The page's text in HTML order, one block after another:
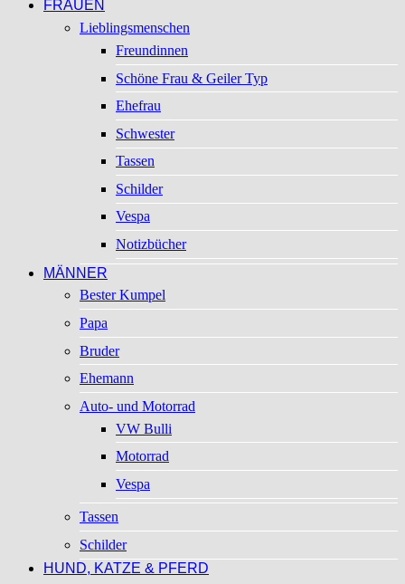
FRAUEN
Lieblingsmenschen
Freundinnen
Schöne Frau & Geiler Typ
Ehefrau
Schwester
Tassen
Schilder
Vespa
Notizbücher
MÄNNER
Bester Kumpel
Papa
Bruder
Ehemann
Auto- und Motorrad
VW Bulli
Motorrad
Vespa
Tassen
Schilder
HUND, KATZE & PFERD